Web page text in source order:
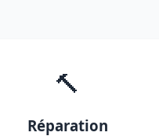
🔨
Réparation